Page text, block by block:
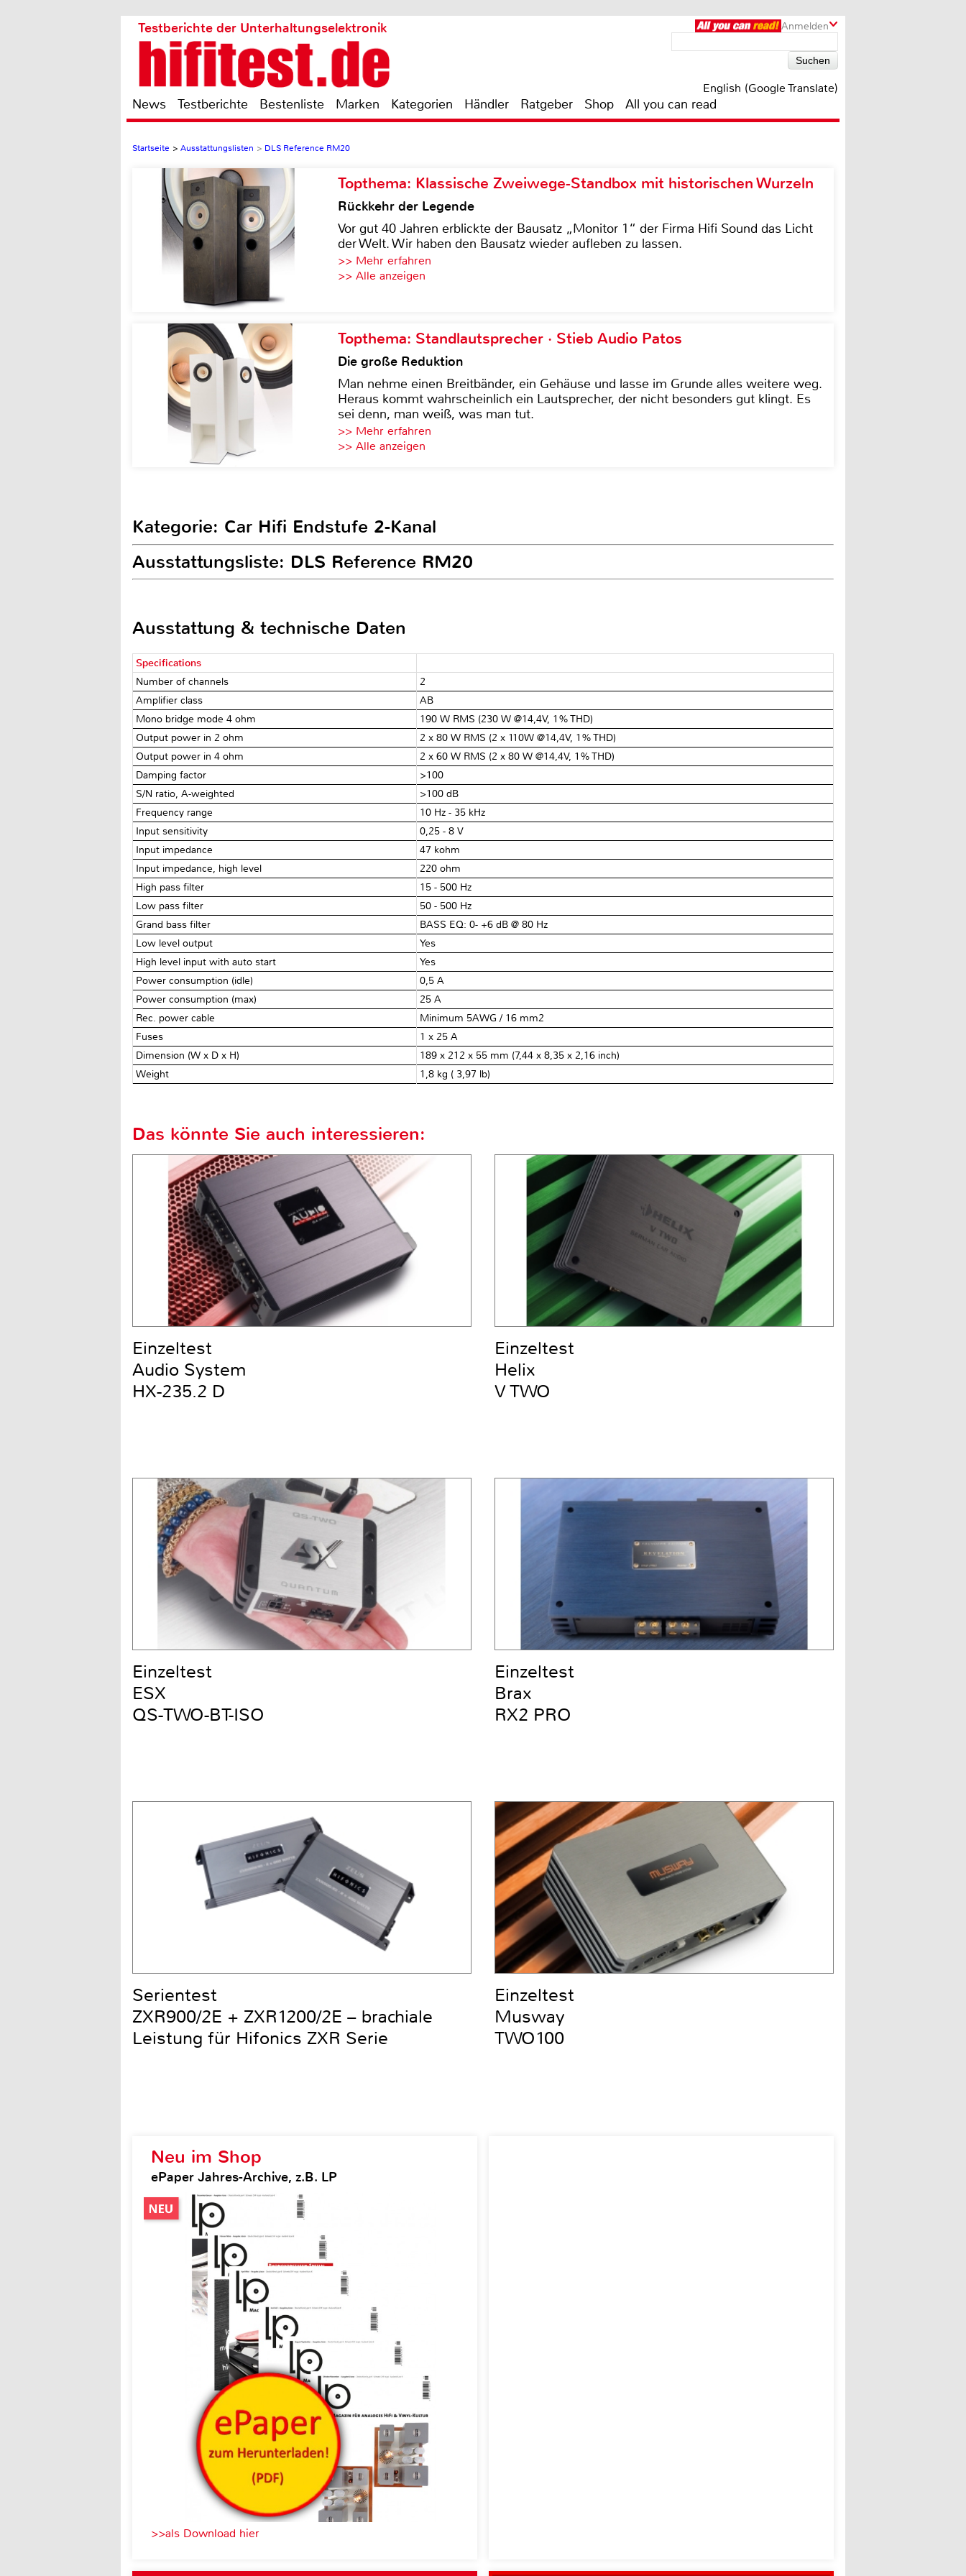
Anmelden
Testberichte der Unterhaltungselektronik
English (Google Translate)
News Testberichte Bestenliste Marken Kategorien Händler Ratgeber Shop All you can read
Startseite > Ausstattungslisten > DLS Reference RM20
Topthema: Klassische Zweiwege-Standbox mit historischen Wurzeln
Rückkehr der Legende
Vor gut 40 Jahren erblickte der Bausatz „Monitor 1“ der Firma Hifi Sound das Licht
der Welt. Wir haben den Bausatz wieder aufleben zu lassen.
>> Mehr erfahren
>> Alle anzeigen
Topthema: Standlautsprecher · Stieb Audio Patos
Die große Reduktion
Man nehme einen Breitbänder, ein Gehäuse und lasse im Grunde alles weitere weg.
Heraus kommt wahrscheinlich ein Lautsprecher, der nicht besonders gut klingt. Es
sei denn, man weiß, was man tut.
>> Mehr erfahren
>> Alle anzeigen
Kategorie: Car Hifi Endstufe 2-Kanal
Ausstattungsliste: DLS Reference RM20
Ausstattung & technische Daten
Specifications
Number of channels
2
Amplifier class
AB
Mono bridge mode 4 ohm
190 W RMS (230 W @14,4V, 1% THD)
Output power in 2 ohm
2 x 80 W RMS (2 x 110W @14,4V, 1% THD)
Output power in 4 ohm
2 x 60 W RMS (2 x 80 W @14,4V, 1% THD)
Damping factor
>100
S/N ratio, A-weighted
>100 dB
Frequency range
10 Hz - 35 kHz
Input sensitivity
0,25 - 8 V
Input impedance
47 kohm
Input impedance, high level
220 ohm
High pass filter
15 - 500 Hz
Low pass filter
50 - 500 Hz
Grand bass filter
BASS EQ: 0- +6 dB @ 80 Hz
Low level output
Yes
High level input with auto start
Yes
Power consumption (idle)
0,5 A
Power consumption (max)
25 A
Rec. power cable
Minimum 5AWG / 16 mm2
Fuses
1 x 25 A
Dimension (W x D x H)
189 x 212 x 55 mm (7,44 x 8,35 x 2,16 inch)
Weight
1,8 kg ( 3,97 lb)
Neu im Shop
ePaper Jahres-Archive, z.B. LP
>>als Download hier
Das könnte Sie auch interessieren:
Einzeltest
Audio System
HX-235.2 D
Einzeltest
Helix
V TWO
Einzeltest
ESX
QS-TWO-BT-ISO
Einzeltest
Brax
RX2 PRO
Serientest
ZXR900/2E + ZXR1200/2E – brachiale
Leistung für Hifonics ZXR Serie
Einzeltest
Musway
TWO100